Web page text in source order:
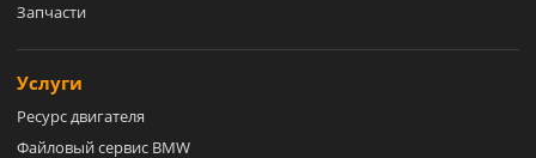
Запчасти
Услуги
Ресурс двигателя
Файловый сервис BMW